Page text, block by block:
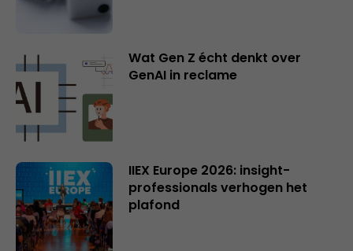
Wat Gen Z écht denkt over
GenAI in reclame
IIEX Europe 2026: insight-
professionals verhogen het
plafond